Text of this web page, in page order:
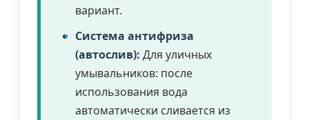
вариант.
Система антифриза
(автослив): Для уличных
умывальников: после
использования вода
автоматически сливается из